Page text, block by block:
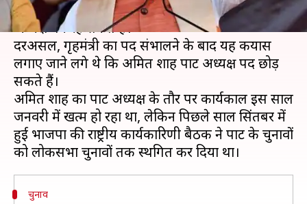
अमित शाह इस साल के अंत तक भारतीय जनता पार्टी के
अध्यक्ष बने रह सकते हैं।
दरअसल, गृहमंत्री का पद संभालने के बाद यह कयास
लगाए जाने लगे थे कि अमित शाह पार्टी अध्यक्ष पद छोड़
सकते हैं।
अमित शाह का पार्टी अध्यक्ष के तौर पर कार्यकाल इस साल
जनवरी में खत्म हो रहा था, लेकिन पिछले साल सिंतबर में
हुई भाजपा की राष्ट्रीय कार्यकारिणी बैठक ने पार्टी के चुनावों
चुनाव